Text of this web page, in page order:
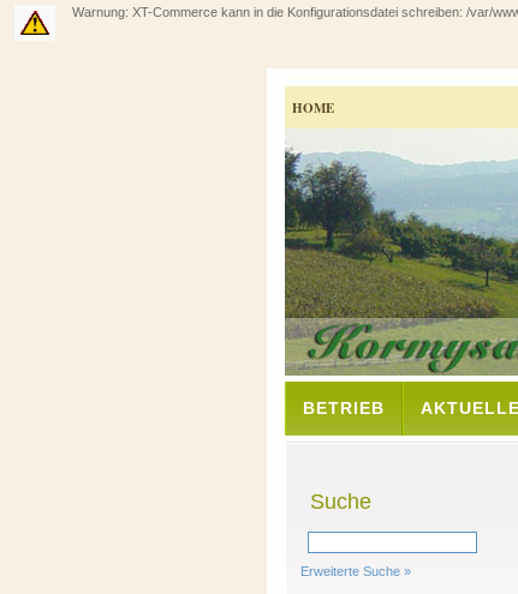
Warnung: XT-Commerce kann in die Konfigurationsdatei schreiben: /var/
HOME
BETRIEB
Suche
Erweiterte Suche »